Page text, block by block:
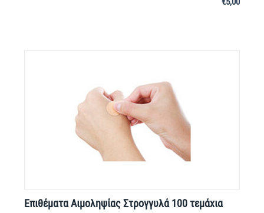
Επιθέματα Αιμοληψίας Στρογγυλά 100 τεμάχια